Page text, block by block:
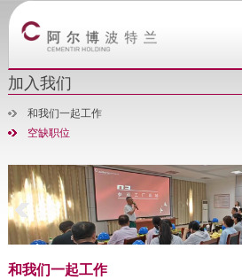
加入我们
和我们一起工作
空缺职位
和我们一起工作